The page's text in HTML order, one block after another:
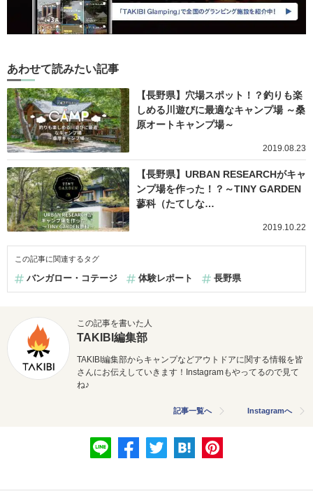
あわせて読みたい記事
【長野県】穴場スポット！？釣りも楽
しめる川遊びに最適なキャンプ場 ～桑
原オートキャンプ場～
2019.08.23
【長野県】URBAN RESEARCHがキャ
ンプ場を作った！？～TINY GARDEN
蓼科（たてしな…
2019.10.22
この記事に関連するタグ
バンガロー・コテージ 体験レポート 長野県
この記事を書いた人
TAKIBI編集部
TAKIBI編集部からキャンプなどアウトドアに関する情報を皆
さんにお伝えしていきます！Instagramもやってるので見て
ね♪
記事一覧へ Instagramへ